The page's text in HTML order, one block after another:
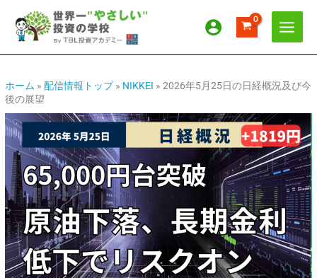
ス
ッ
プ
ホーム »配信情報トップ» NIKKEI »2026年5月25日の日経概況及び今
後の展望
ー
ブ
テ
ー